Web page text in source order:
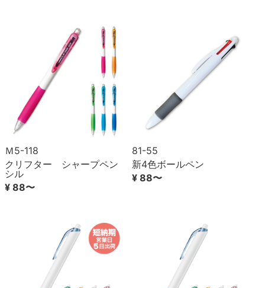
Ｍ5-118
クリフター シャープペン
シル
¥ 88〜
81-55
新4色ボールペン
¥ 88〜